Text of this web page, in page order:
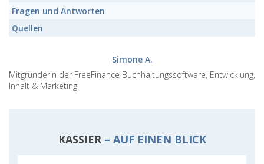
Fragen und Antworten
Quellen
Simone A.
Mitgründerin der FreeFinance Buchhaltungssoftware, Entwicklung,
Inhalt & Marketing
KASSIER– AUF EINEN BLICK